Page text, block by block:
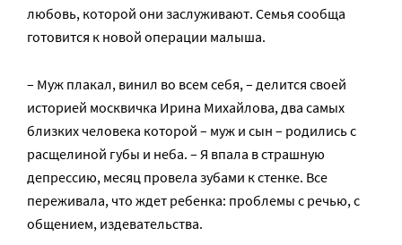
любовь, которой они заслуживают. Семья сообща
готовится к новой операции малыша.
– Муж плакал, винил во всем себя, – делится своей
историей москвичка Ирина Михайлова, два самых
близких человека которой – муж и сын – родились с
расщелиной губы и неба. – Я впала в страшную
депрессию, месяц провела зубами к стенке. Все
переживала, что ждет ребенка: проблемы с речью, с
общением, издевательства.